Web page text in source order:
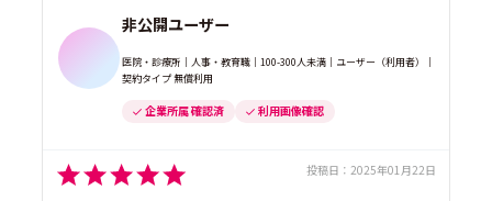
非公開ユーザー
医院・診療所｜人事・教育職｜100-300人未満｜ユーザー（利用者）｜
契約タイプ 無償利用
企業所属 確認済 利用画像確認
投稿日： 2025年01月22日